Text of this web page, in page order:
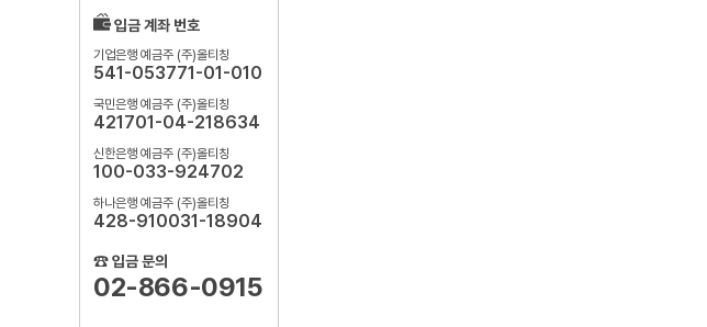
입금 계좌 번호
기업은행 예금주 (주)올티칭
541-053771-01-010
국민은행 예금주 (주)올티칭
421701-04-218634
신한은행 예금주 (주)올티칭
100-033-924702
하나은행 예금주 (주)올티칭
428-910031-18904
☎ 입금 문의
02-866-0915